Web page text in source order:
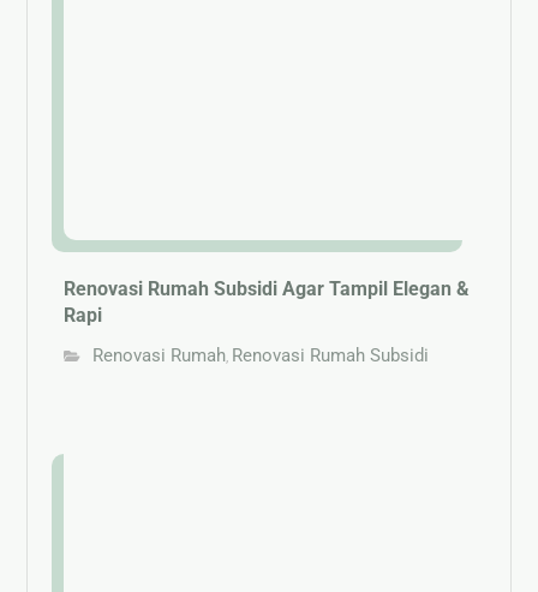
Renovasi Rumah Subsidi Agar Tampil Elegan &
Rapi
Renovasi Rumah, Renovasi Rumah Subsidi